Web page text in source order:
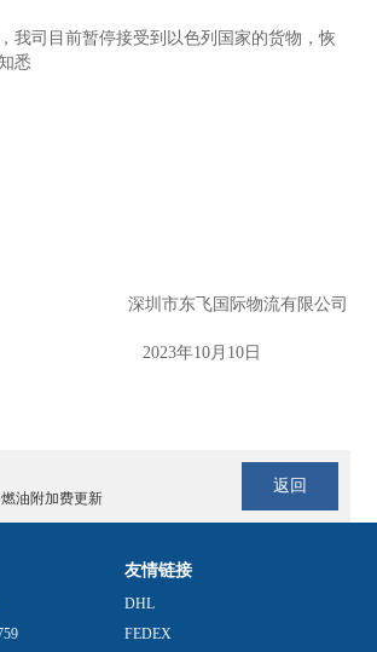
我司目前暂停接受到以色列国家的货物，恢
悉
飞国际物流有限公司
10月10日
油附加费更新
返回
友情链接
DHL
FEDEX